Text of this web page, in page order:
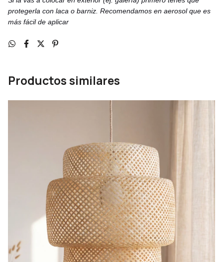
protegerla con laca o barniz. Recomendamos en aerosol que es
más fácil de aplicar
Productos similares